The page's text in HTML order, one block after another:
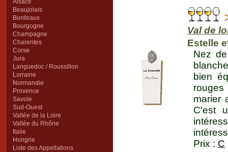
Alsace
Beaujolais
Bordeaux
Bourgogne
Champagne
Charentes
Corse
Jura
Languedoc / Roussillon
Lorraine
Normandie
Provence
Savoie
Sud-Ouest
Vallée de la Loire
Vallée du Rhône
Italie
Hongrie
Liste des Appellations
Val de
Estelle
Nez
bien
marier
C'est
Prix : C